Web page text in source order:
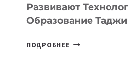
Развивают
Образование
ПОДРОБНЕЕ